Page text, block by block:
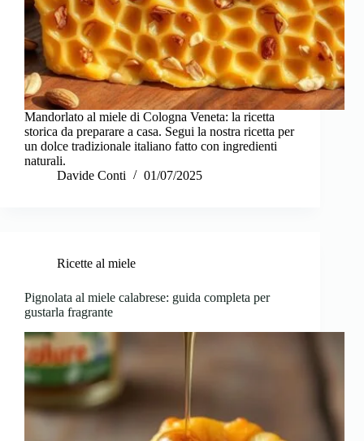
Mandorlato al miele di Cologna Veneta: la ricetta
storica da preparare a casa. Segui la nostra ricetta per
un dolce tradizionale italiano fatto con ingredienti
naturali.
Davide Conti
01/07/2025
Ricette al miele
Pignolata al miele calabrese: guida completa per
gustarla fragrante